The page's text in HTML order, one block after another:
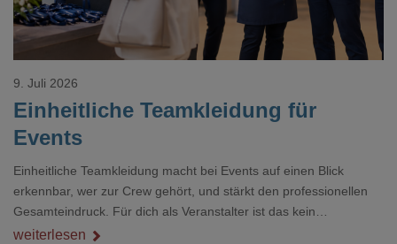
Einheitliche Teamkleidung für
Events
9. Juli 2026
Einheitliche Teamkleidung macht bei Events auf einen Blick
erkennbar, wer zur Crew gehört, und stärkt den professionellen
Gesamteindruck. Für dich als Veranstalter ist das kein
Nebenthema: Bei Textilien mit Stickerei oder mehreren
weiterlesen